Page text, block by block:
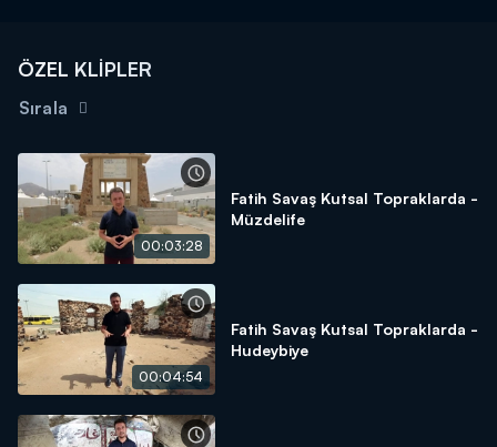
ÖZEL KLİPLER
Sırala
00:03:28
Fatih Savaş Kutsal Topraklarda -
Müzdelife
00:04:54
Fatih Savaş Kutsal Topraklarda -
Hudeybiye